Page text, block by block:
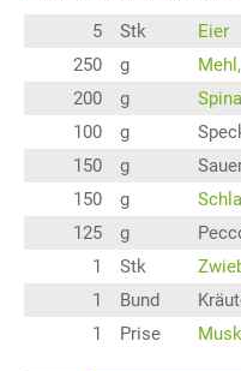
5 Stk
Eier
250
g
200
g
100
g
150
g
150
g
125
g
1
Stk
1
Bund
1
Prise